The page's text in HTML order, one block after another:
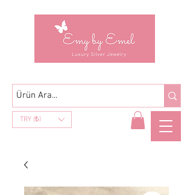
TRY (₺)